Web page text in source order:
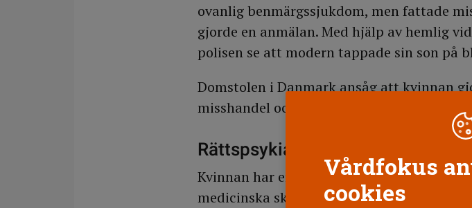
ovanlig benmärgssjukdom, men fattade
gjorde en anmälan. Med hjälp av hemlig
polisen se att modern tappade sin son på
Domstolen i Danmark ansåg att kvinnan
misshandel och hon döms nu till fyra års
Rättspsykiatrisk undersökning
Kvinnan har erkänt att hon tappat sonen
medicinska skäl. Den rättspsykiatriska
Vårdfokus
cookies